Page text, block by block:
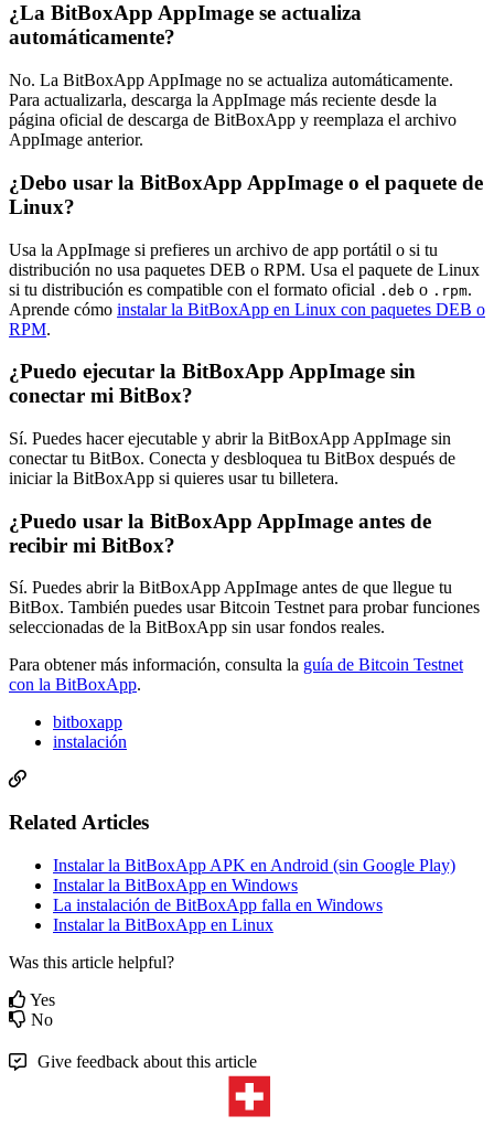
¿La BitBoxApp AppImage se actualiza
automáticamente?
No. La BitBoxApp AppImage no se actualiza automáticamente.
Para actualizarla, descarga la AppImage más reciente desde la
página oficial de descarga de BitBoxApp y reemplaza el archivo
AppImage anterior.
¿Debo usar la BitBoxApp AppImage o el paquete de
Linux?
Usa la AppImage si prefieres un archivo de app portátil o si tu
distribución no usa paquetes DEB o RPM. Usa el paquete de Linux
si tu distribución es compatible con el formato oficial .deb o .rpm.
Aprende cómo instalar la BitBoxApp en Linux con paquetes DEB o
RPM.
¿Puedo ejecutar la BitBoxApp AppImage sin
conectar mi BitBox?
Sí. Puedes hacer ejecutable y abrir la BitBoxApp AppImage sin
conectar tu BitBox. Conecta y desbloquea tu BitBox después de
iniciar la BitBoxApp si quieres usar tu billetera.
¿Puedo usar la BitBoxApp AppImage antes de
recibir mi BitBox?
Sí. Puedes abrir la BitBoxApp AppImage antes de que llegue tu
BitBox. También puedes usar Bitcoin Testnet para probar funciones
seleccionadas de la BitBoxApp sin usar fondos reales.
Para obtener más información, consulta la guía de Bitcoin Testnet
con la BitBoxApp.
bitboxapp
instalación
Related Articles
Instalar la BitBoxApp APK en Android (sin Google Play)
Instalar la BitBoxApp en Windows
La instalación de BitBoxApp falla en Windows
Instalar la BitBoxApp en Linux
Was this article helpful?
Yes
No
Give feedback about this article